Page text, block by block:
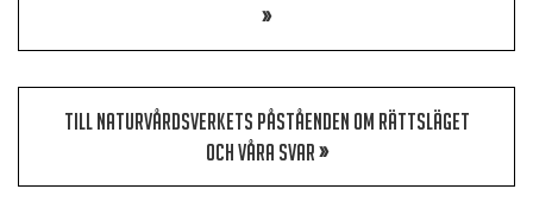
»
TILL NATURVÅRDSVERKETS PÅSTÅENDEN OM RÄTTSLÄGET
OCH VÅRA SVAR»